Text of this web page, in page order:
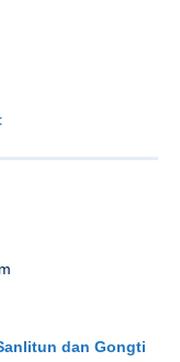
dan Gongti